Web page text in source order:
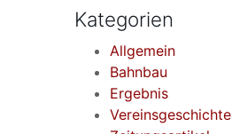
Kategorien
Allgemein
Bahnbau
Ergebnis
Vereinsgeschichte